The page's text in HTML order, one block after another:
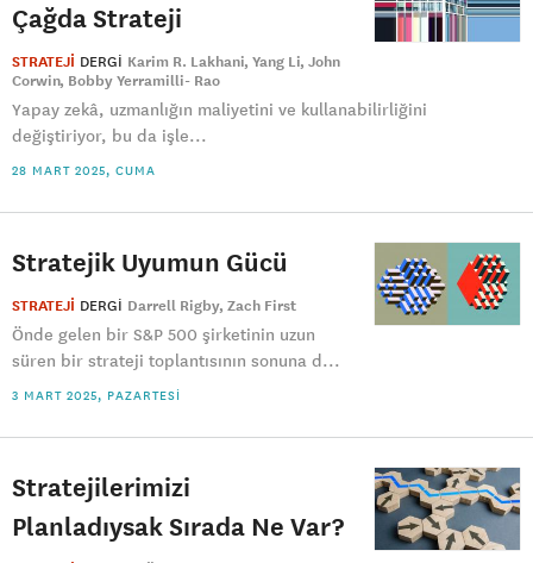
Çağda Strateji
STRATEJİ DERGI Karim R. Lakhani Yang Li John
Corwin Bobby Yerramilli- Rao
Yapay zekâ, uzmanlığın maliyetini ve kullanabilirliğini
değiştiriyor, bu da işle...
28 MART 2025, CUMA
Stratejik Uyumun Gücü
STRATEJİ DERGI Darrell Rigby Zach First
Önde gelen bir S&P 500 şirketinin uzun
süren bir strateji toplantısının sonuna d...
3 MART 2025, PAZARTESI
Stratejilerimizi
Planladıysak Sırada Ne Var?